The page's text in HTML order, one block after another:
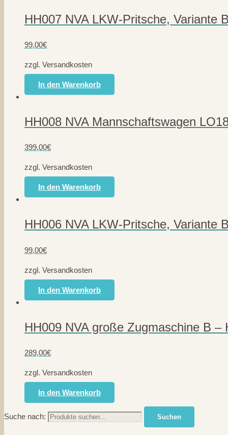
HH007 NVA LKW-Pritsche, Variante
99,00€
zzgl. Versandkosten
In den Warenkorb
HH008 NVA Mannschaftswagen
399,00€
zzgl. Versandkosten
In den Warenkorb
HH006 NVA LKW-Pritsche, Variante
99,00€
zzgl. Versandkosten
In den Warenkorb
HH009 NVA große Zugmaschine B –
289,00€
zzgl. Versandkosten
In den Warenkorb
Suche nach: Suchen